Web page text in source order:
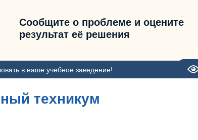
Сообщите о проблеме и оцените
результат её решения
в наше учебное заведение!
техникум